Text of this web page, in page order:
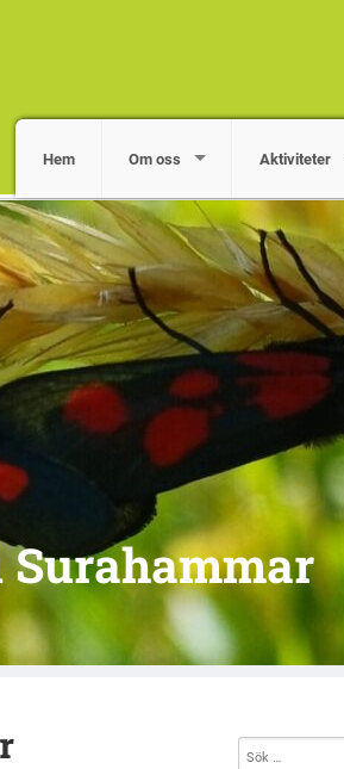
Hem Om oss Aktiviteter